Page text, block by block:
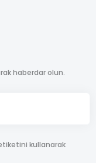
haberdar olun.
kullanarak